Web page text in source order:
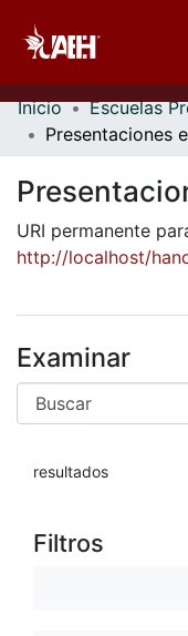
Comunidades
Inicio Escuelas
URI permanente
http://localhost/
Examinar
resultados
Filtros